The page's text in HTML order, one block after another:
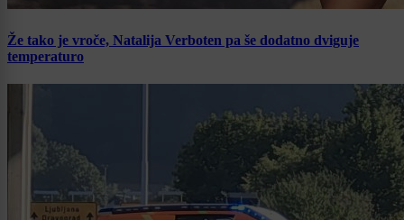
Že tako je vroče, Natalija Verboten pa še dodatno dviguje
temperaturo